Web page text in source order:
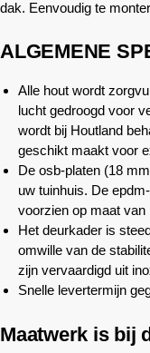
dak. Eenvoudig te
ALGEMENE
Alle hout wordt
lucht gedroogd voor
wordt bij Houtland
geschikt maakt voor
De osb-platen (18
uw tuinhuis. De
voorzien op maat van
Het deurkader is
omwille van de
zijn vervaardigd uit
Snelle levertermijn
Maatwerk is bij